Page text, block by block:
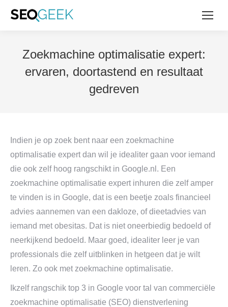
Zoekmachine optimalisatie expert:
ervaren, doortastend en resultaat
gedreven
Indien je op zoek bent naar een zoekmachine
optimalisatie expert dan wil je idealiter gaan voor iemand
die ook zelf hoog rangschikt in Google.nl. Een
zoekmachine optimalisatie expert inhuren die zelf amper
te vinden is in Google, dat is een beetje zoals financieel
advies aannemen van een dakloze, of dieetadvies van
iemand met obesitas. Dat is niet oneerbiedig bedoeld of
neerkijkend bedoeld. Maar goed, idealiter leer je van
professionals die zelf uitblinken in hetgeen dat je wilt
leren. Zo ook met zoekmachine optimalisatie.
Ikzelf rangschik top 3 in Google voor tal van commerciële
zoekmachine optimalisatie (SEO) dienstverlening